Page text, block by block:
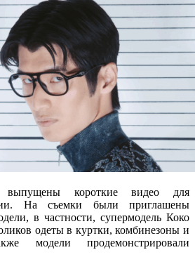
короткие видео для
На съемки были приглашены
в частности, супермодель Коко
одеты в куртки, комбинезоны и
модели продемонстрировали